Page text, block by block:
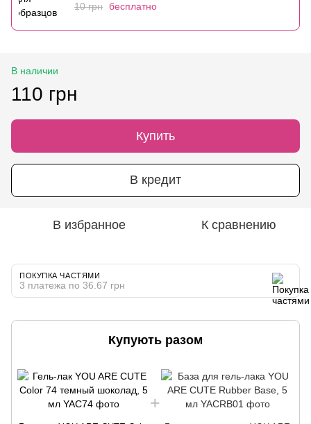
10 грн бесплатно
В наличии
110 грн
Купить
В кредит
В избранное К сравнению
ПОКУПКА ЧАСТЯМИ
3 платежа по 36.67 грн
Купують разом